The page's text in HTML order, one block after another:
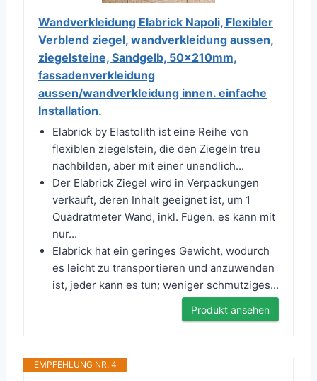
Wandverkleidung Elabrick Napoli, Flexibler
Verblend ziegel, wandverkleidung aussen,
ziegelsteine, Sandgelb, 50x210mm,
fassadenverkleidung
aussen/wandverkleidung innen. einfache
Installation.
Elabrick by Elastolith ist eine Reihe von
flexiblen ziegelstein, die den Ziegeln treu
nachbilden, aber mit einer unendlich...
Der Elabrick Ziegel wird in Verpackungen
verkauft, deren Inhalt geeignet ist, um 1
Quadratmeter Wand, inkl. Fugen. es kann mit
nur...
Elabrick hat ein geringes Gewicht, wodurch
es leicht zu transportieren und anzuwenden
ist, jeder kann es tun; weniger schmutziges...
Produkt ansehen
EMPFEHLUNG NR. 4